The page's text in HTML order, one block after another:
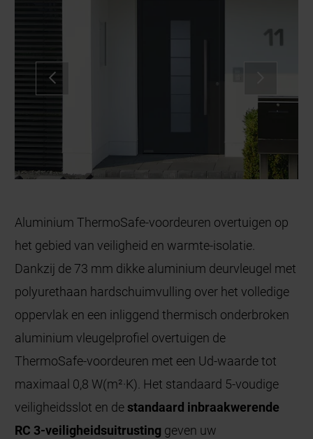
Aluminium ThermoSafe-voordeuren overtuigen op
het gebied van veiligheid en warmte-isolatie.
Dankzij de 73 mm dikke aluminium deurvleugel met
polyurethaan hardschuimvulling over het volledige
oppervlak en een inliggend thermisch onderbroken
aluminium vleugelprofiel overtuigen de
ThermoSafe-voordeuren met een Ud-waarde tot
maximaal 0,8 W(m²·K). Het standaard 5-voudige
veiligheidsslot en de standaard inbraakwerende
RC 3-veiligheidsuitrusting geven uw